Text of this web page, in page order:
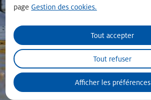
page Gestion des cookies.
Afficher les préférences
Tout accepter
Tout refuser